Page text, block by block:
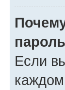
Если